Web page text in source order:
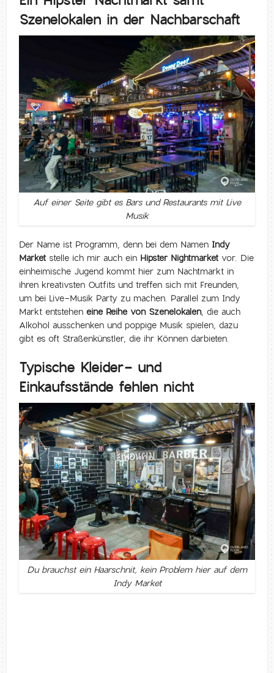
Szenelokalen in der Nachbarschaft
Auf einer Seite gibt es Bars und Restaurants mit Live
Musik
Der Name ist Programm, denn bei dem Namen Indy
Market stelle ich mir auch ein Hipster Nightmarket vor. Die
einheimische Jugend kommt hier zum Nachtmarkt in
ihren kreativsten Outfits und treffen sich mit Freunden,
um bei Live-Musik Party zu machen. Parallel zum Indy
Markt entsteheneine Reihe von Szenelokalen, die auch
Alkohol ausschenken und poppige Musik spielen, dazu
gibt es oft Straßenkünstler, die ihr Können darbieten.
Typische Kleider- und
Einkaufsstände fehlen nicht
Du brauchst ein Haarschnit, kein Problem hier auf dem
Indy Market